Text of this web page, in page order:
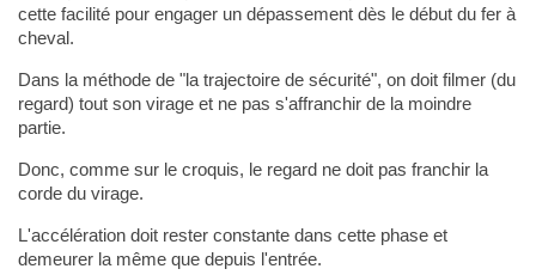
cette facilité pour engager un dépassement dès le début du fer à
cheval.
Dans la méthode de "la trajectoire de sécurité", on doit filmer (du
regard) tout son virage et ne pas s'affranchir de la moindre
partie.
Donc, comme sur le croquis, le regard ne doit pas franchir la
corde du virage.
L'accélération doit rester constante dans cette phase et
demeurer la même que depuis l'entrée.